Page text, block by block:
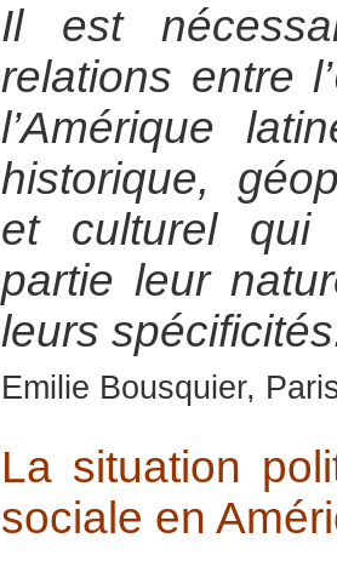
Il est
relations entre
l’Amérique
historique,
et culturel qui
partie leur
leurs
Emilie Bousquier,
La situation
sociale en